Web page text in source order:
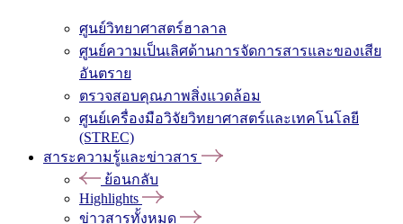
ศูนย์วิทยาศาสตร์ฮาลาล
ศูนย์ความเป็นเลิศด้านการจัดการสารและของเสีย
อันตราย
ตรวจสอบคุณภาพสิ่งแวดล้อม
ศูนย์เครื่องมือวิจัยวิทยาศาสตร์และเทคโนโลยี
(STREC)
สาระความรู้และข่าวสาร
ย้อนกลับ
Highlights
ข่าวสารทั้งหมด